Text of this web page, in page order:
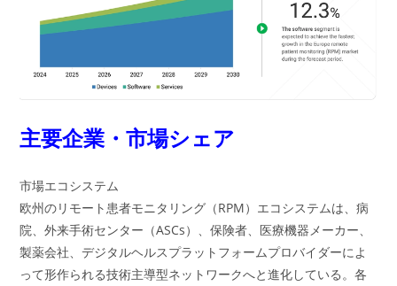
主要企業・市場シェア
市場エコシステム
欧州のリモート患者モニタリング（RPM）エコシステムは、病
院、外来手術センター（ASCs）、保険者、医療機器メーカー、
製薬会社、デジタルヘルスプラットフォームプロバイダーによ
って形作られる技術主導型ネットワークへと進化している。各